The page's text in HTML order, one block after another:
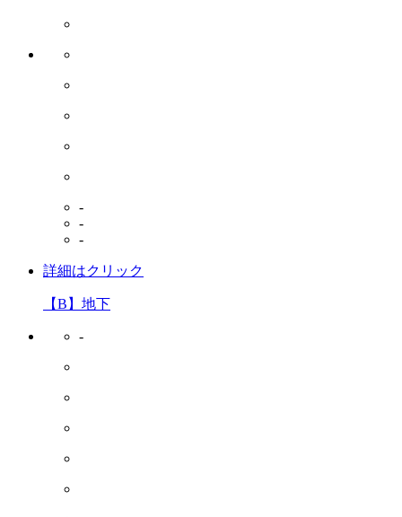
-
-
-
詳細はクリック
【B】地下
-